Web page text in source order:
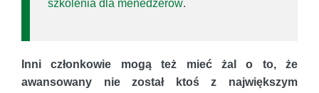
szkolenia dla menedżerów.
Inni członkowie mogą też mieć żal o to, że
awansowany nie został ktoś z największym